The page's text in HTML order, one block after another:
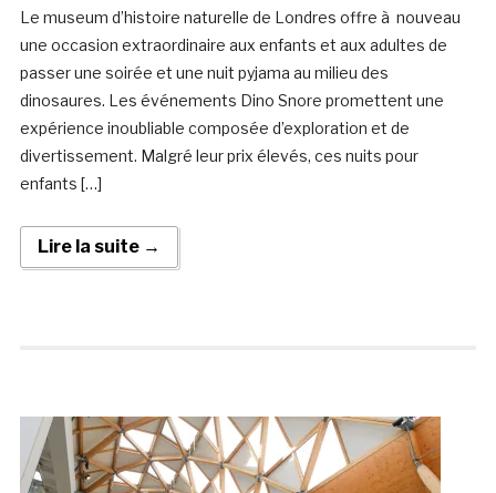
Le museum d’histoire naturelle de Londres offre à nouveau
une occasion extraordinaire aux enfants et aux adultes de
passer une soirée et une nuit pyjama au milieu des
dinosaures. Les événements Dino Snore promettent une
expérience inoubliable composée d’exploration et de
divertissement. Malgré leur prix élevés, ces nuits pour
enfants […]
Lire la suite →